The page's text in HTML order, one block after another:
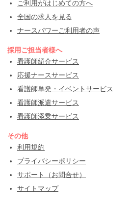
ご利用がはじめての方へ
全国の求人を見る
ナースパワーご利用者の声
採用ご担当者様へ
看護師紹介サービス
応援ナースサービス
看護師単発・イベントサービス
看護師派遣サービス
看護師添乗サービス
その他
利用規約
プライバシーポリシー
サポート（お問合せ）
サイトマップ